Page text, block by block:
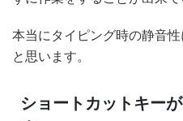
本当にタイピング時の静音
と思います。
ショートカットキー